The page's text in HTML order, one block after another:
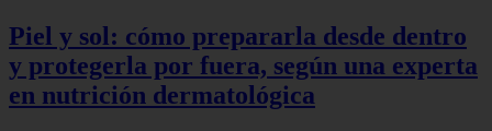
Piel y sol: cómo prepararla desde dentro
y protegerla por fuera, según una experta
en nutrición dermatológica